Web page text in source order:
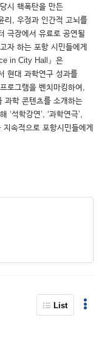
시 핵폭탄을 만든
리, 우정과 인간적 고뇌를
극장에서 유료로 공연될
자 하는 포항 시민들에게
in City Hall』은
현대 과학연구 성과를
로그램을 벤치마킹하여,
과학 콘텐츠를 소개하는
석학강연’, ‘과학연극’,
속적으로 포항시민들에게
List